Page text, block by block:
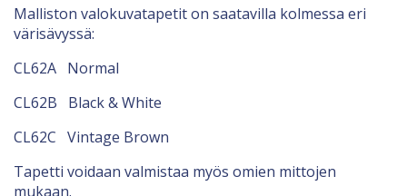
Malliston valokuvatapetit on saatavilla kolmessa eri
värisävyssä:
CL62A Normal
CL62B Black & White
CL62C Vintage Brown
Tapetti voidaan valmistaa myös omien mittojen
mukaan.